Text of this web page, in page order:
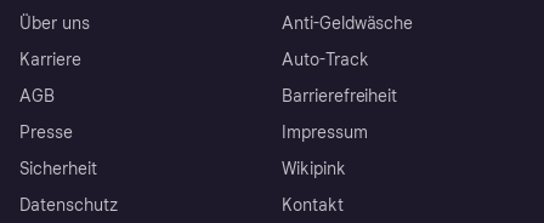
Über uns
Karriere
AGB
Presse
Sicherheit
Datenschutz
Anti-Geldwäsche
Auto-Track
Barrierefreiheit
Impressum
Wikipink
Kontakt